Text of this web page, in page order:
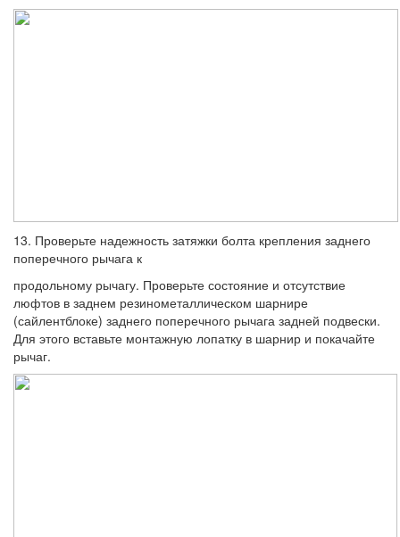
13. Проверьте надежность затяжки болта крепления заднего
поперечного рычага к
продольному рычагу. Проверьте состояние и отсутствие
люфтов в заднем резиноме­таллическом шарнире
(сайлентблоке) за­днего поперечного рычага задней подве­ски.
Для этого вставьте монтажную лопатку в шарнир и покачайте
рычаг.